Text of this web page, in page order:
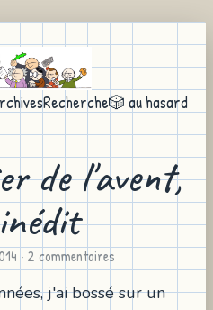
Recherche🎲 au hasard
de l'avent,
· 2 commentaires
j'ai bossé sur un